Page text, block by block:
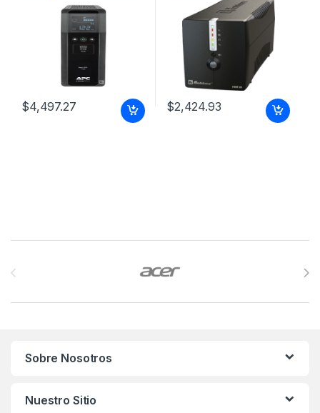
1.10kVA/600W – Torre –
16Hora(s) Recharge –
4.10Minuto(s) Stand-by –
120 V AC Entrada – 120 V AC
Salida – 10 x NEMA 5-15R, 2
x USB Receptacle(s) APC
BACK-UPS BR 1100VA 120 V
$4,497.27 $2,424.93
Sobre Nosotros
Nuestro Sitio